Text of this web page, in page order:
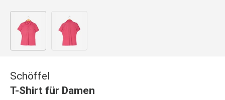
Bild 1 in Galerieansicht laden
Schöffel
T-Shirt für Damen